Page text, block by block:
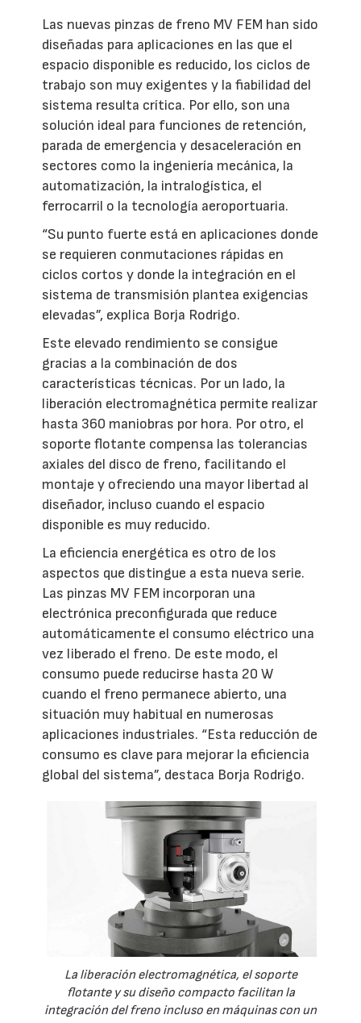
Las nuevas pinzas de freno MV FEM han sido
diseñadas para aplicaciones en las que el
espacio disponible es reducido, los ciclos de
trabajo son muy exigentes y la fiabilidad del
sistema resulta crítica. Por ello, son una
solución ideal para funciones de retención,
parada de emergencia y desaceleración en
sectores como la ingeniería mecánica, la
automatización, la intralogística, el
ferrocarril o la tecnología aeroportuaria.
“Su punto fuerte está en aplicaciones donde
se requieren conmutaciones rápidas en
ciclos cortos y donde la integración en el
sistema de transmisión plantea exigencias
elevadas”, explica Borja Rodrigo.
Este elevado rendimiento se consigue
gracias a la combinación de dos
características técnicas. Por un lado, la
liberación electromagnética permite realizar
hasta 360 maniobras por hora. Por otro, el
soporte flotante compensa las tolerancias
axiales del disco de freno, facilitando el
montaje y ofreciendo una mayor libertad al
diseñador, incluso cuando el espacio
disponible es muy reducido.
La eficiencia energética es otro de los
aspectos que distingue a esta nueva serie.
Las pinzas MV FEM incorporan una
electrónica preconfigurada que reduce
automáticamente el consumo eléctrico una
vez liberado el freno. De este modo, el
consumo puede reducirse hasta 20 W
cuando el freno permanece abierto, una
situación muy habitual en numerosas
aplicaciones industriales. “Esta reducción de
consumo es clave para mejorar la eficiencia
global del sistema”, destaca Borja Rodrigo.
La liberación electromagnética, el soporte
flotante y su diseño compacto facilitan la
integración del freno incluso en máquinas con un